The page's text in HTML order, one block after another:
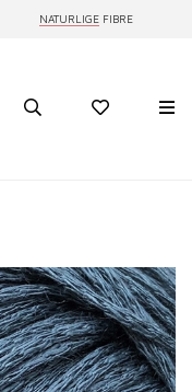
NATURLIGE FIBRE